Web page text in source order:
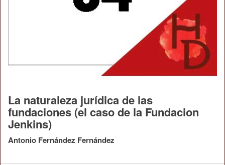
La naturaleza jurídica de las
fundaciones (el caso de la Fundacion
Jenkins)
Antonio Fernández Fernández